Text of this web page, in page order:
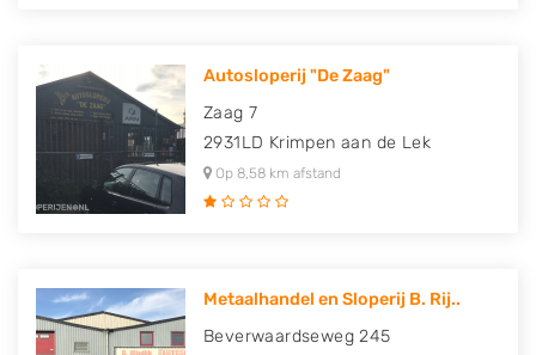
Autosloperij "De Zaag"
Zaag 7
2931LD Krimpen aan de Lek
Op 8,58 km afstand
Metaalhandel en Sloperij B. Rij..
Beverwaardseweg 245